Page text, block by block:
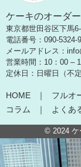
ケーキのオーダ
東京都世田谷区下馬
電話番号：090-5324-
メールアドレス：
営業時間：10：00 –
定休日：日曜日（不定
HOME フルオ
コラム
よくあ
© 2024 ケ